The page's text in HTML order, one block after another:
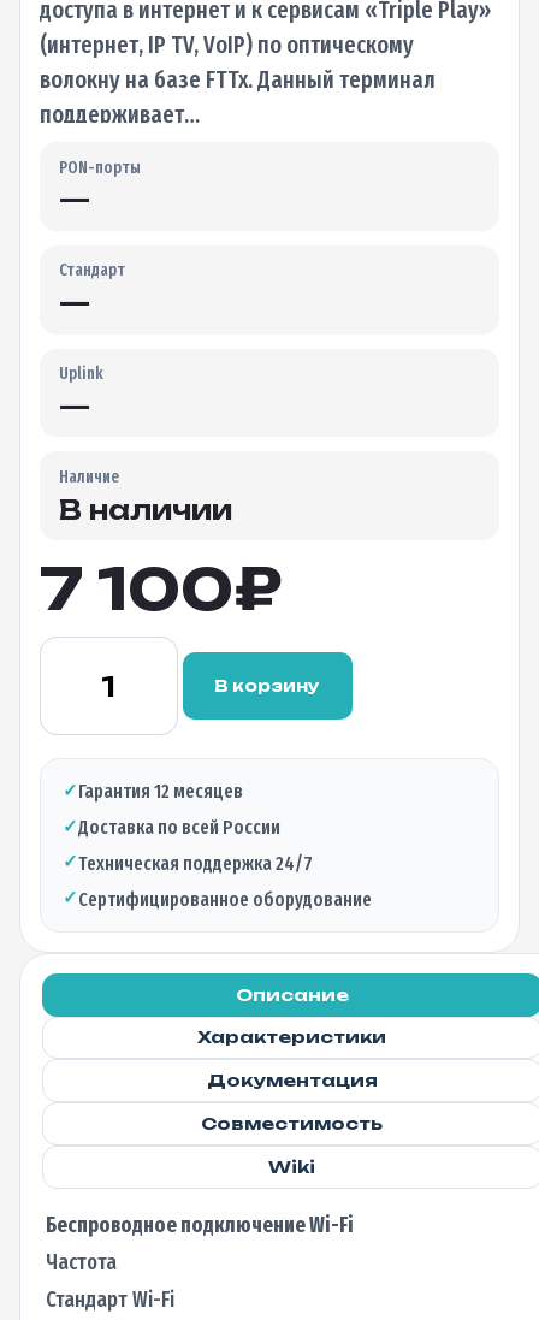
доступа в интернет и к сервисам «Triple Play»
(интернет, IP TV, VoIP) по оптическому
волокну на базе FTTx. Данный терминал
поддерживает…
PON-порты
—
Стандарт
—
Uplink
—
Наличие
В наличии
7 100₽
Количество
Абонентский
терминал
C-
DATA
FD604GW-
ONU(GPON-
GEPON)
2POTS
WiFi5(2.4-
5GHz)
В корзину
✓Гарантия 12 месяцев
✓Доставка по всей России
✓Техническая поддержка 24/7
✓Сертифицированное оборудование
Описание
Характеристики
Документация
Совместимость
Wiki
Беспроводное подключение Wi-Fi
Частота
Стандарт Wi-Fi